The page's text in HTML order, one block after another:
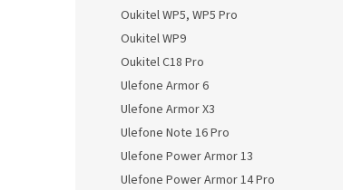
Oukitel WP5, WP5 Pro
Oukitel WP9
Oukitel C18 Pro
Ulefone Armor 6
Ulefone Armor X3
Ulefone Note 16 Pro
Ulefone Power Armor 13
Ulefone Power Armor 14 Pro